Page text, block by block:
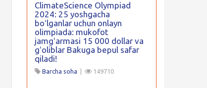
ClimateScience Olympiad
2024: 25 yoshgacha
boʻlganlar uchun onlayn
olimpiada: mukofot
jamgʻarmasi 15 000 dollar va
gʻoliblar Bakuga bepul safar
qiladi!
Barcha soha 149710